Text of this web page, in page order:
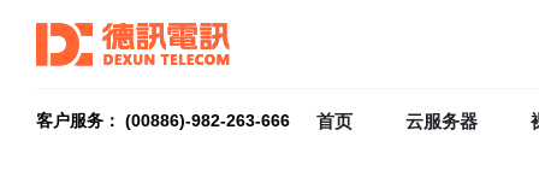
客户服务： (00886)-982-263-666 首页 云服务器